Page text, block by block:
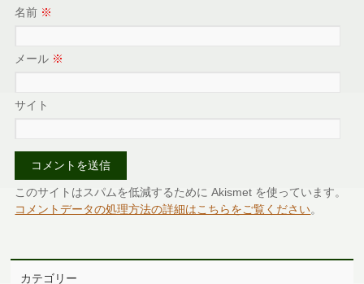
名前 ※
メール ※
サイト
このサイトはスパムを低減するために Akismet を使っています。
コメントデータの処理方法の詳細はこちらをご覧ください。
カテゴリー